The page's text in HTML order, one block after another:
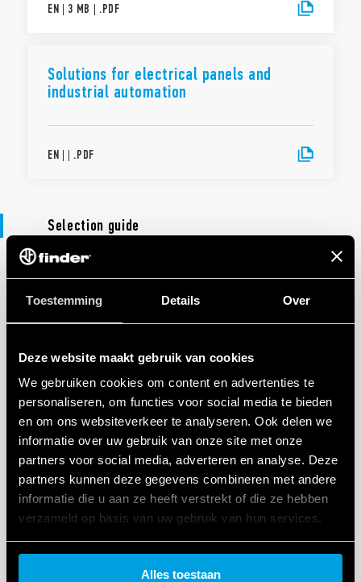
Toestemming Details Over
Deze website maakt gebruik van cookies
We gebruiken cookies om content en advertenties te
personaliseren, om functies voor social media te bieden
en om ons websiteverkeer te analyseren. Ook delen we
informatie over uw gebruik van onze site met onze
partners voor social media, adverteren en analyse. Deze
partners kunnen deze gegevens combineren met andere
informatie die u aan ze heeft verstrekt of die ze hebben
verzameld op basis van uw gebruik van hun services.
Cookie policy.
Alles toestaan
EN | 3 MB | .PDF
Solutions for electrical panels and
industrial automation
EN | | .PDF
Selection guide
Keuzegids - Tijdrelais
Selection guide - Timers
EN|232 KB| .PDF